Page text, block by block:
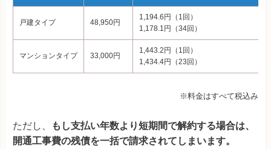
戸建タイプ 48,950円
1,194.6円（1回）
1,178.1円（34回）
マンションタイプ 33,000円
1,443.2円（1回）
1,434.4円（23回）
※料金はすべて税込み
ただし、
もし支払い年数より短期間で解約する場合は、
開通工事費の残債を一括で請求されてしまいます。